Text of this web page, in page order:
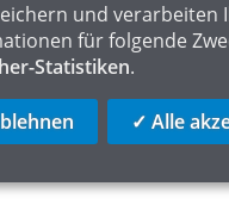
FAQ
OF LOGISTICS
und verarbeiten
für folgende
Statistiken.
✓ Alle